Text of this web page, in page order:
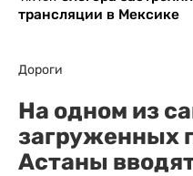
трансляции в Мексике
Дороги
На одном из
загруженных
Астаны